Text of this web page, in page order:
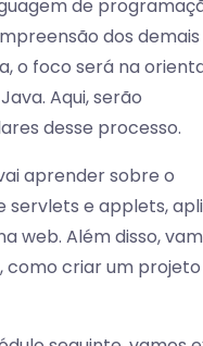
de
dos demais
o foco será na
Aqui, serão
desse processo.
aprender sobre o
servlets e applets,
web. Além disso,
como criar um